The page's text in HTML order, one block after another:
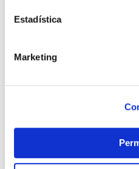
Estadística
Marketing
lm cct 3